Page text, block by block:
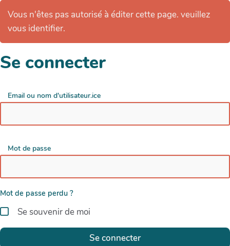
Vous n'êtes pas autorisé à éditer cette page. veuillez
vous identifier.
Se connecter
Email ou nom d'utilisateur.ice
Mot de passe
Mot de passe perdu ?
Se souvenir de moi
Se connecter